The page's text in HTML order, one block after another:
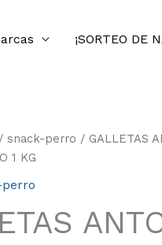
¡SORTEO DE
/ snack-perro / GALLETAS
1 KG